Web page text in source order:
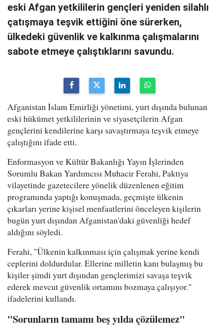
eski Afgan yetkililerin gençleri yeniden silahlı
çatışmaya teşvik ettiğini öne sürerken,
ülkedeki güvenlik ve kalkınma çalışmalarını
sabote etmeye çalıştıklarını savundu.
Afganistan İslam Emirliği yönetimi, yurt dışında bulunan
eski hükümet yetkililerinin ve siyasetçilerin Afgan
gençlerini kendilerine karşı savaştırmaya teşvik etmeye
çalıştığını ifade etti.
Enformasyon ve Kültür Bakanlığı Yayın İşlerinden
Sorumlu Bakan Yardımcısı Muhacir Ferahi, Paktiya
vilayetinde gazetecilere yönelik düzenlenen eğitim
programında yaptığı konuşmada, geçmişte ülkenin
çıkarları yerine kişisel menfaatlerini önceleyen kişilerin
bugün yurt dışından Afganistan'daki güvenliği hedef
aldığını söyledi.
Ferahi, "Ülkenin kalkınması için çalışmak yerine kendi
ceplerini doldurdular. Ellerine milletin kanı bulaşmış bu
kişiler şimdi yurt dışından gençlerimizi savaşa teşvik
ederek mevcut güvenlik ortamını bozmaya çalışıyor."
ifadelerini kullandı.
"Sorunların tamamı beş yılda çözülemez"